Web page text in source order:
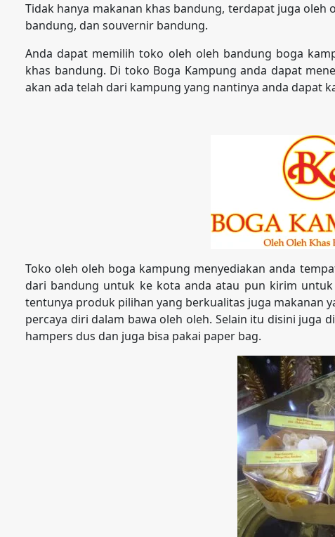
Tidak hanya makanan khas bandung, terdapat juga
bandung, dan souvernir bandung.
Anda dapat memilih toko oleh oleh bandung boga
khas bandung. Di toko Boga Kampung anda dapat
akan ada telah dari kampung yang nantinya anda dapat
Toko oleh oleh boga kampung menyediakan anda
dari bandung untuk ke kota anda atau pun kirim
tentunya produk pilihan yang berkualitas juga makanan
percaya diri dalam bawa oleh oleh. Selain itu disini juga
hampers dus dan juga bisa pakai paper bag.